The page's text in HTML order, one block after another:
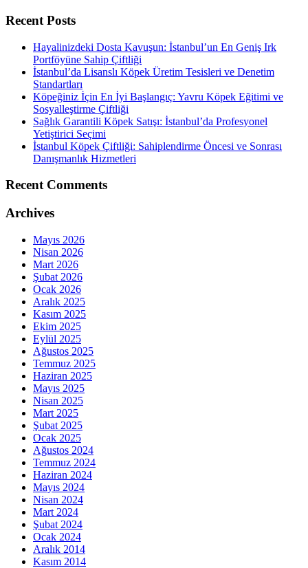
Recent Posts
Hayalinizdeki Dosta Kavuşun: İstanbul’un En Geniş Irk
Portföyüne Sahip Çiftliği
İstanbul’da Lisanslı Köpek Üretim Tesisleri ve Denetim
Standartları
Köpeğiniz İçin En İyi Başlangıç: Yavru Köpek Eğitimi ve
Sosyalleştirme Çiftliği
Sağlık Garantili Köpek Satışı: İstanbul’da Profesyonel
Yetiştirici Seçimi
İstanbul Köpek Çiftliği: Sahiplendirme Öncesi ve Sonrası
Danışmanlık Hizmetleri
Recent Comments
Archives
Mayıs 2026
Nisan 2026
Mart 2026
Şubat 2026
Ocak 2026
Aralık 2025
Kasım 2025
Ekim 2025
Eylül 2025
Ağustos 2025
Temmuz 2025
Haziran 2025
Mayıs 2025
Nisan 2025
Mart 2025
Şubat 2025
Ocak 2025
Ağustos 2024
Temmuz 2024
Haziran 2024
Mayıs 2024
Nisan 2024
Mart 2024
Şubat 2024
Ocak 2024
Aralık 2014
Kasım 2014